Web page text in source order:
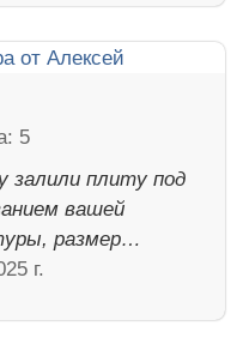
залили плиту под
вашей
размер…
г.